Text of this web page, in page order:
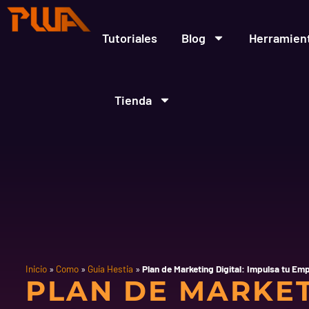
Tutoriales Blog
Tienda
Inicio» Como» Guia Hestia » Plan de Marketing Digital: Impulsa tu
PLAN DE